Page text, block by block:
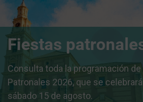
Fiestas
Consulta toda la programación
Patronales 2026, que se
sábado 15 de agosto.